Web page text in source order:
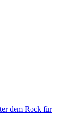
dem Rock für